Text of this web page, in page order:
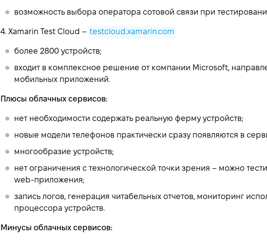
возможность выбора оператора сотовой связи при
4. Xamarin Test Cloud – testcloud.xamarin.com
более 2800 устройств;
входит в комплексное решение от компании Microsoft,
мобильных приложений.
Плюсы облачных сервисов:
нет необходимости содержать реальную ферму устройств;
новые модели телефонов практически сразу появляются в
многообразие устройств;
нет ограничения с технологической точки зрения – можно
web-приложения;
запись логов, генерация читабельных отчетов, мониторинг
процессора устройств.
Минусы облачных сервисов: